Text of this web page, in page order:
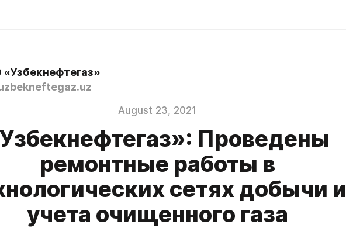
«Узбекнефтегаз»
August 23, 2021
Проведены
ремонтные работы в
сетях добычи и
учета очищенного газа